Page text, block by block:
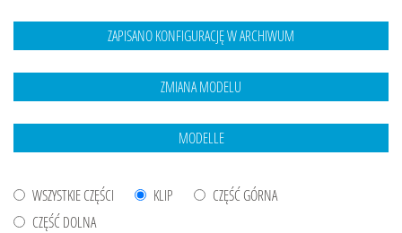
WSZYSTKIE CZĘŚCI KLIP
CZĘŚĆ GÓRNA
CZĘŚĆ DOLNA